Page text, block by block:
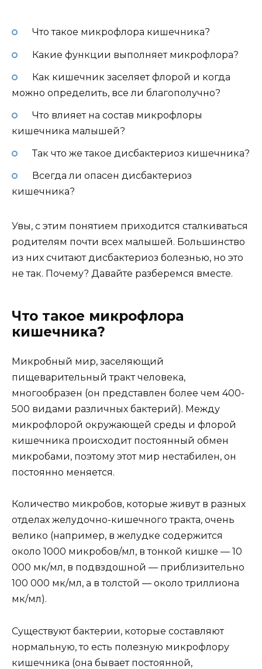
Что такое микрофлора кишечника?
Какие функции выполняет микрофлора?
Как кишечник заселяет флорой и когда
можно определить, все ли благополучно?
Что влияет на состав микрофлоры
кишечника малышей?
Так что же такое дисбактериоз кишечника?
Всегда ли опасен дисбактериоз
кишечника?
Увы, с этим понятием приходится сталкиваться
родителям почти всех малышей. Большинство
из них считают дисбактериоз болезнью, но это
не так. Почему? Давайте разберемся вместе.
Что такое микрофлора
кишечника?
Микробный мир, заселяющий
пищеварительный тракт человека,
многообразен (он представлен более чем 400-
500 видами различных бактерий). Между
микрофлорой окружающей среды и флорой
кишечника происходит постоянный обмен
микробами, поэтому этот мир нестабилен, он
постоянно меняется.
Количество микробов, которые живут в разных
отделах желудочно-кишечного тракта, очень
велико (например, в желудке содержится
около 1000 микробов/мл, в тонкой кишке — 10
000 мк/мл, в подвздошной — приблизительно
100 000 мк/мл, а в толстой — около триллиона
мк/мл).
Существуют бактерии, которые составляют
нормальную, то есть полезную микрофлору
кишечника (она бывает постоянной,